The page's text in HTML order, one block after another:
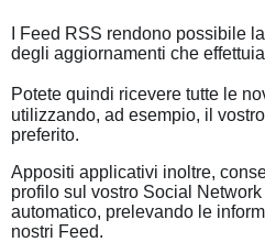
I Feed RSS rendono possibile
degli aggiornamenti che
Potete quindi ricevere tutte le
utilizzando, ad esempio, il
preferito.
Appositi applicativi inoltre,
profilo sul vostro Social
automatico, prelevando le
nostri Feed.